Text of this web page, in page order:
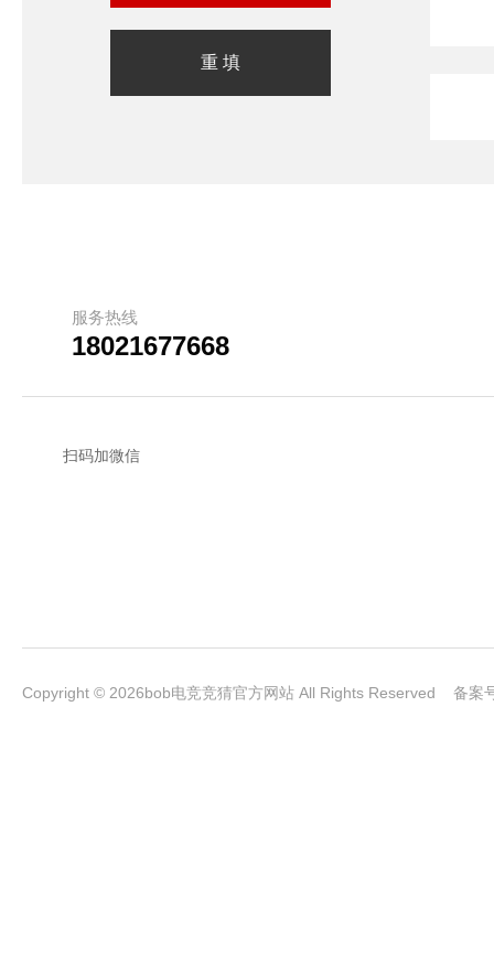
服务热线
18021677668
扫码加微信
Copyright © 2026bob电竞竞猜官方网站 All Rights Reserved 备案